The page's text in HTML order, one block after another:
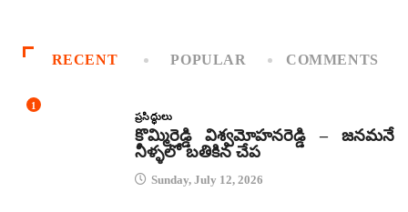
RECENT POPULAR COMMENTS
1
ప్రసిద్ధులు
కొమ్మిరెడ్డి విశ్వమోహనరెడ్డి – జనమనే
నీళ్ళలో బతికిన చేప
Sunday, July 12, 2026